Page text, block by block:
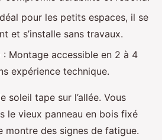
pour les petits espaces, il se
et s’installe sans travaux.
: Montage accessible en 2 à 4
expérience technique.
soleil tape sur l’allée. Vous
le vieux panneau en bois fixé
montre des signes de fatigue.